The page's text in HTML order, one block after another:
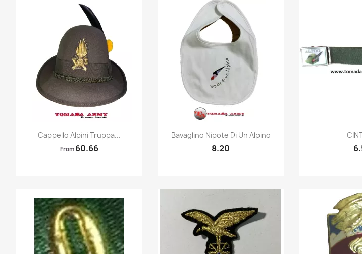
Quick view
Cappello Alpini Truppa...
From 60.66
 Quick view
Bavaglino Nipote Di Un Alpino
8.20